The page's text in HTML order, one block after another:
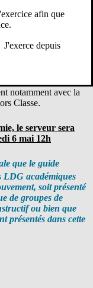
et la mobilité
Mobilité ont été
notamment avec la
Classe.
le serveur sera
6 mai 12h
que le guide
LDG académiques
soit présenté
de groupes de
ou bien que
présentés dans cette
afin que
J'exerce depuis